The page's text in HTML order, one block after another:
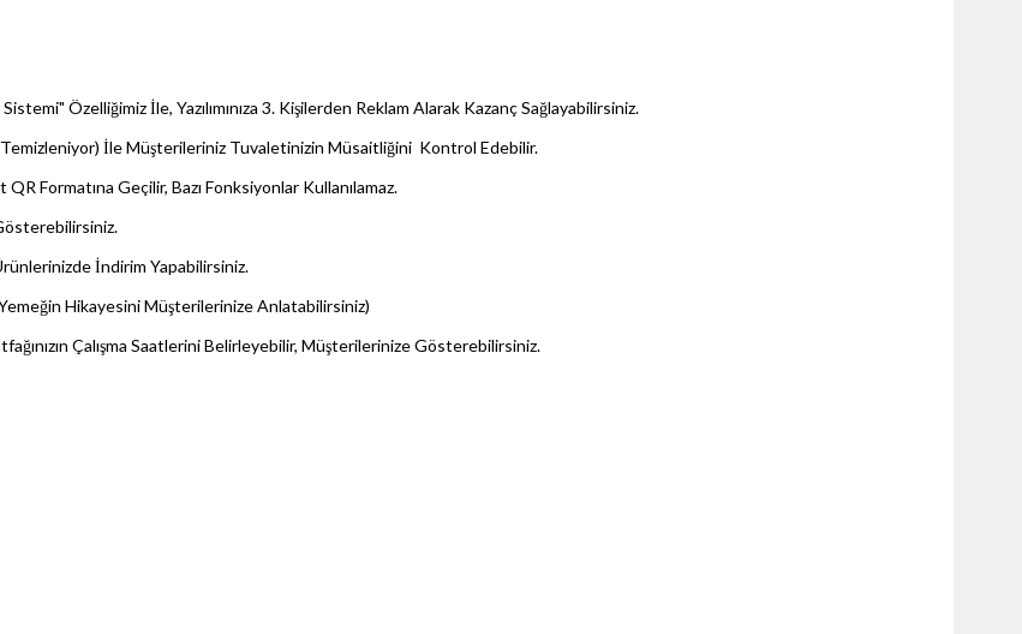
Özelliğimiz İle, Yazılımınıza 3. Kişilerden Reklam Alarak Kazanç Sağlayabilirsiniz.
İle Müşterileriniz Tuvaletinizin Müsaitliğini Kontrol Edebilir.
Formatına Geçilir, Bazı Fonksiyonlar Kullanılamaz.
İndirim Yapabilirsiniz.
Hikayesini Müşterilerinize Anlatabilirsiniz)
Çalışma Saatlerini Belirleyebilir, Müşterilerinize Gösterebilirsiniz.